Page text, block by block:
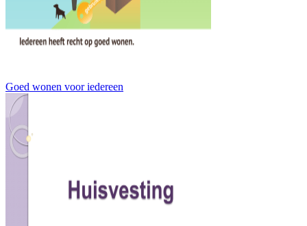
Goed wonen voor iedereen